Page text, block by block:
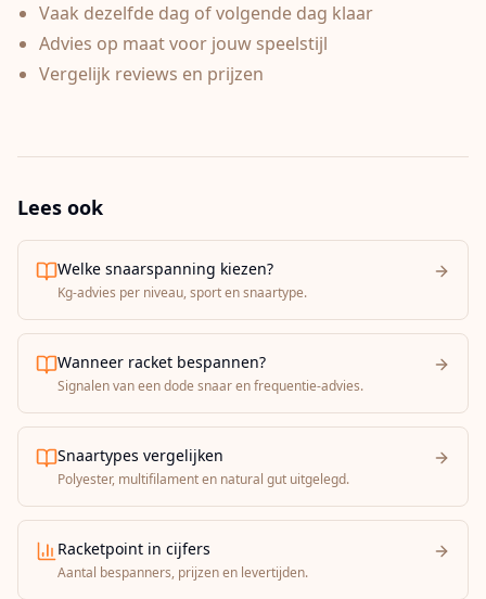
Vaak dezelfde dag of volgende dag klaar
Advies op maat voor jouw speelstijl
Vergelijk reviews en prijzen
Lees ook
Welke snaarspanning kiezen?
Kg-advies per niveau, sport en snaartype.
Wanneer racket bespannen?
Signalen van een dode snaar en frequentie-advies.
Snaartypes vergelijken
Polyester, multifilament en natural gut uitgelegd.
Racketpoint in cijfers
Aantal bespanners, prijzen en levertijden.